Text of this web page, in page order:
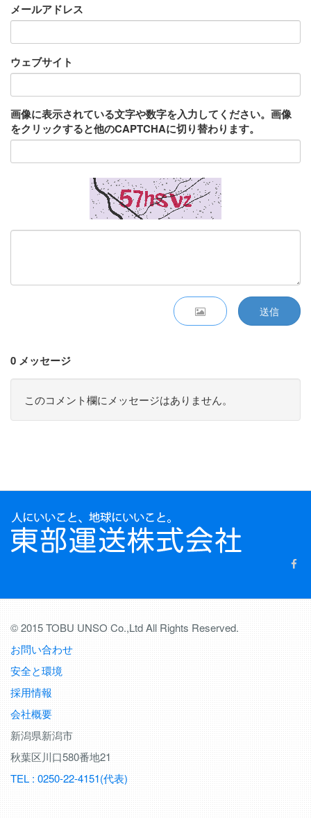
メールアドレス
ウェブサイト
画像に表示されている文字や数字を入力してください。画像
をクリックすると他のCAPTCHAに切り替わります。
送信
0 メッセージ
このコメント欄にメッセージはありません。
© 2015 TOBU UNSO Co.,Ltd All Rights Reserved.
お問い合わせ
安全と環境
採用情報
会社概要
新潟県新潟市
秋葉区川口580番地21
TEL : 0250-22-4151(代表)